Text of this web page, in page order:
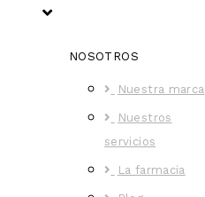
NOSOTROS
Nuestra marca
Nuestros
servicios
La farmacia